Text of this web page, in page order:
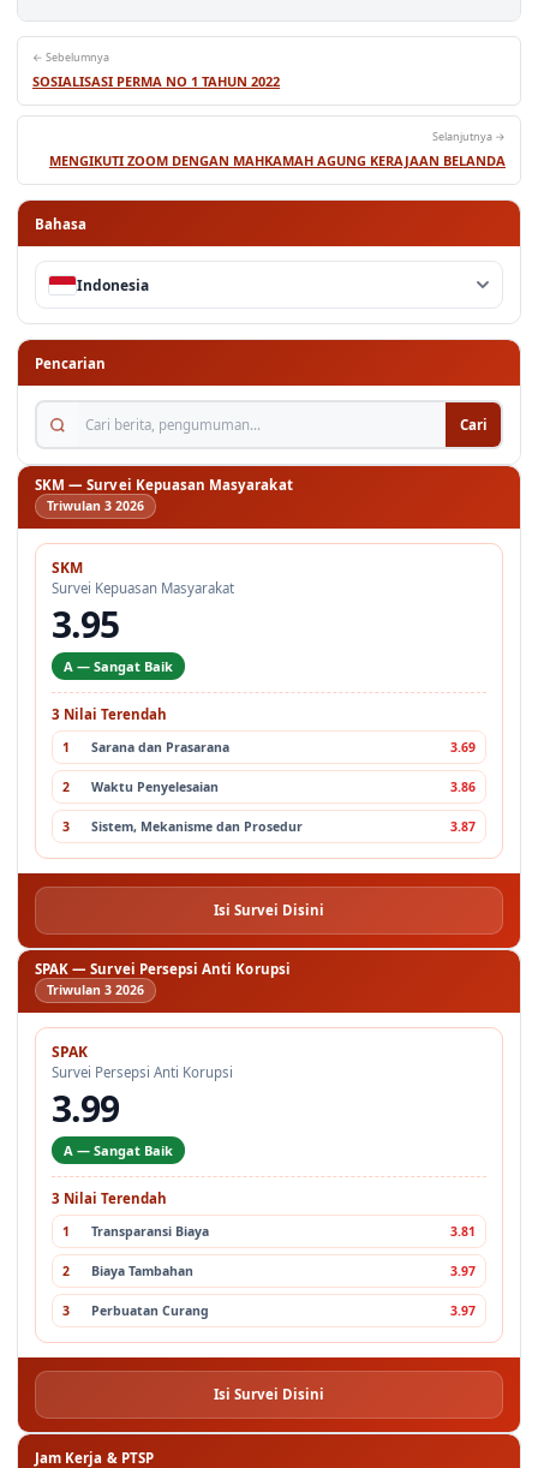
← Sebelumnya
SOSIALISASI PERMA NO 1 TAHUN 2022
Selanjutnya →
MENGIKUTI ZOOM DENGAN MAHKAMAH AGUNG KERAJAAN BELANDA
Bahasa
Indonesia
Pencarian
Cari berita, pengumuman...
Cari
SKM — Survei Kepuasan Masyarakat
Triwulan 3 2026
SKM
Survei Kepuasan Masyarakat
3.95
A — Sangat Baik
3 Nilai Terendah
1 Sarana dan Prasarana 3.69
2 Waktu Penyelesaian 3.86
3 Sistem, Mekanisme dan Prosedur 3.87
Isi Survei Disini
SPAK — Survei Persepsi Anti Korupsi
Triwulan 3 2026
SPAK
Survei Persepsi Anti Korupsi
3.99
A — Sangat Baik
3 Nilai Terendah
1 Transparansi Biaya 3.81
2 Biaya Tambahan 3.97
3 Perbuatan Curang 3.97
Isi Survei Disini
Jam Kerja & PTSP